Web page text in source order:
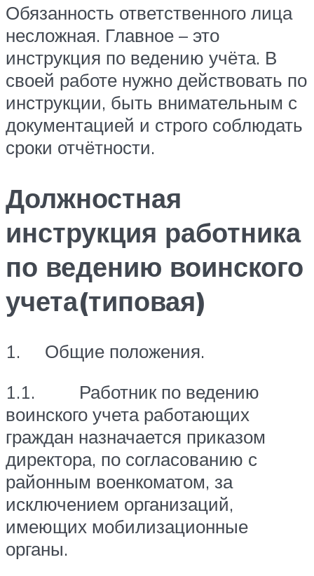
Обязанность ответственного лица
несложная. Главное – это
инструкция по ведению учёта. В
своей работе нужно действовать по
инструкции, быть внимательным с
документацией и строго соблюдать
сроки отчётности.
Должностная
инструкция работника
по ведению воинского
учета(типовая)
1. Общие положения.
1.1. Работник по ведению
воинского учета работающих
граждан назначается приказом
директора, по согласованию с
районным военкоматом, за
исключением организаций,
имеющих мобилизационные
органы.